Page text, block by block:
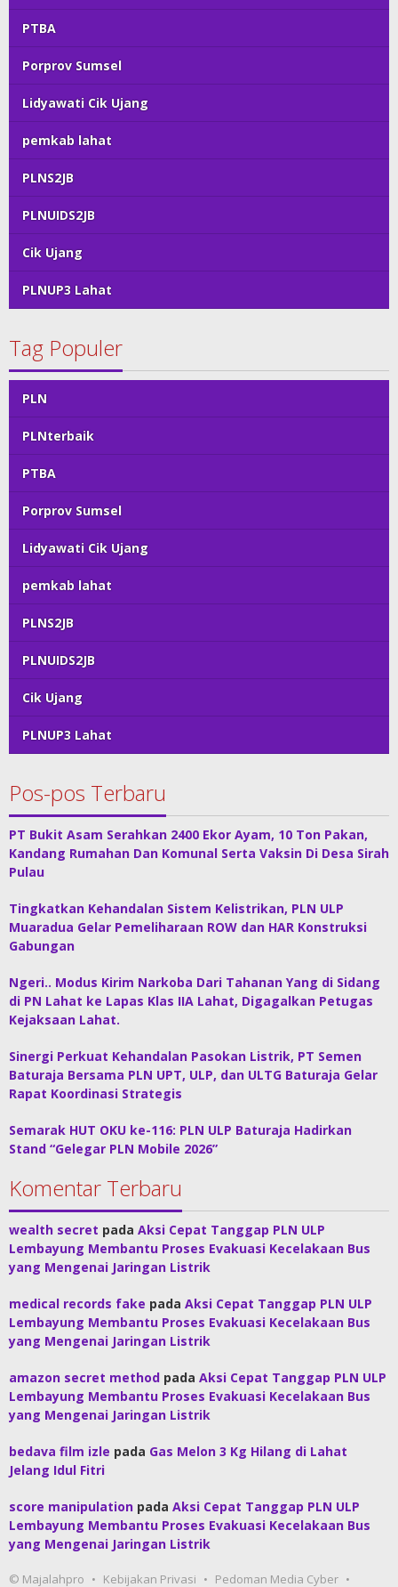
PTBA
Porprov Sumsel
Lidyawati Cik Ujang
pemkab lahat
PLNS2JB
PLNUIDS2JB
Cik Ujang
PLNUP3 Lahat
Tag Populer
PLN
PLNterbaik
PTBA
Porprov Sumsel
Lidyawati Cik Ujang
pemkab lahat
PLNS2JB
PLNUIDS2JB
Cik Ujang
PLNUP3 Lahat
Pos-pos Terbaru
PT Bukit Asam Serahkan 2400 Ekor Ayam, 10 Ton Pakan,
Kandang Rumahan Dan Komunal Serta Vaksin Di Desa Sirah
Pulau
Tingkatkan Kehandalan Sistem Kelistrikan, PLN ULP
Muaradua Gelar Pemeliharaan ROW dan HAR Konstruksi
Gabungan
Ngeri.. Modus Kirim Narkoba Dari Tahanan Yang di Sidang
di PN Lahat ke Lapas Klas IIA Lahat, Digagalkan Petugas
Kejaksaan Lahat.
Sinergi Perkuat Kehandalan Pasokan Listrik, PT Semen
Baturaja Bersama PLN UPT, ULP, dan ULTG Baturaja Gelar
Rapat Koordinasi Strategis
Semarak HUT OKU ke-116: PLN ULP Baturaja Hadirkan
Stand “Gelegar PLN Mobile 2026”
Komentar Terbaru
wealth secret pada Aksi Cepat Tanggap PLN ULP
Lembayung Membantu Proses Evakuasi Kecelakaan Bus
yang Mengenai Jaringan Listrik
medical records fake pada Aksi Cepat Tanggap PLN ULP
Lembayung Membantu Proses Evakuasi Kecelakaan Bus
yang Mengenai Jaringan Listrik
amazon secret method pada Aksi Cepat Tanggap PLN ULP
Lembayung Membantu Proses Evakuasi Kecelakaan Bus
yang Mengenai Jaringan Listrik
bedava film izle pada Gas Melon 3 Kg Hilang di Lahat
Jelang Idul Fitri
score manipulation pada Aksi Cepat Tanggap PLN ULP
Lembayung Membantu Proses Evakuasi Kecelakaan Bus
yang Mengenai Jaringan Listrik
© Majalahpro Kebijakan Privasi
Pedoman Media Cyber